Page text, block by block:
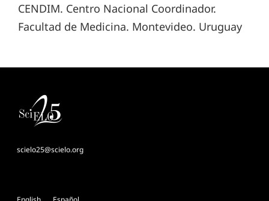
CENDIM. Centro Nacional Coordinador.
Facultad de Medicina. Montevideo. Uruguay
scielo25@scielo.org